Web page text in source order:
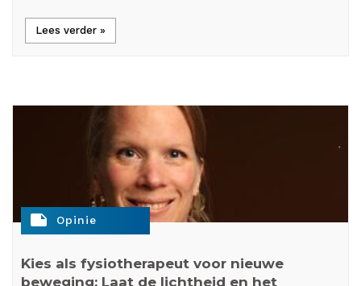
Lees verder »
note Opinie
Kies als fysiotherapeut voor nieuwe
beweging: Laat de lichtheid en het